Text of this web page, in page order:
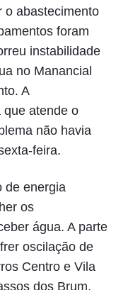
o abastecimento
foram
instabilidade
no Manancial
A
que atende o
não havia
feira.
de energia
os
água. A parte
oscilação de
Centro e Vila
dos Brum,